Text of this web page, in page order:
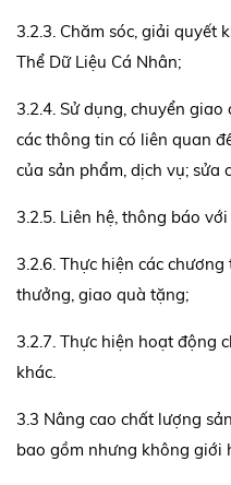
3.2.3. Chăm sóc, giải quyết
Thể Dữ Liệu Cá Nhân;
3.2.4. Sử dụng, chuyển
các thông tin có liên quan
của sản phẩm, dịch vụ; sửa
3.2.5. Liên hệ, thông báo
3.2.6. Thực hiện các
thưởng, giao quà tặng;
3.2.7. Thực hiện hoạt động
khác.
3.3 Nâng cao chất lượng
bao gồm nhưng không giới